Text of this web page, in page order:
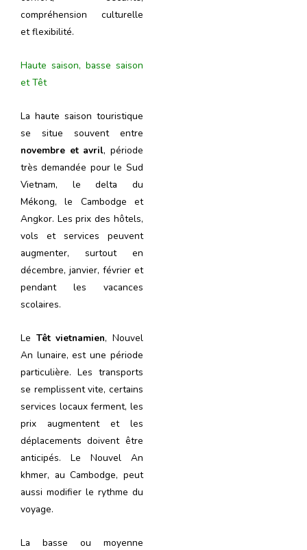
compréhension culturelle
et flexibilité.
Haute saison, basse saison
et Têt
La haute saison touristique
se situe souvent entre
novembre et avril, période
très demandée pour le Sud
Vietnam, le delta du
Mékong, le Cambodge et
Angkor. Les prix des hôtels,
vols et services peuvent
augmenter, surtout en
décembre, janvier, février et
pendant les vacances
scolaires.
Le Têt vietnamien, Nouvel
An lunaire, est une période
particulière. Les transports
se remplissent vite, certains
services locaux ferment, les
prix augmentent et les
déplacements doivent être
anticipés. Le Nouvel An
khmer, au Cambodge, peut
aussi modifier le rythme du
voyage.
La basse ou moyenne